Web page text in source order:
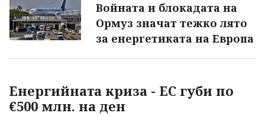
Войната и блокадата на
Ормуз значат тежко лято
за енергетиката на Европа
Енергийната криза - ЕС губи по
€500 млн. на ден